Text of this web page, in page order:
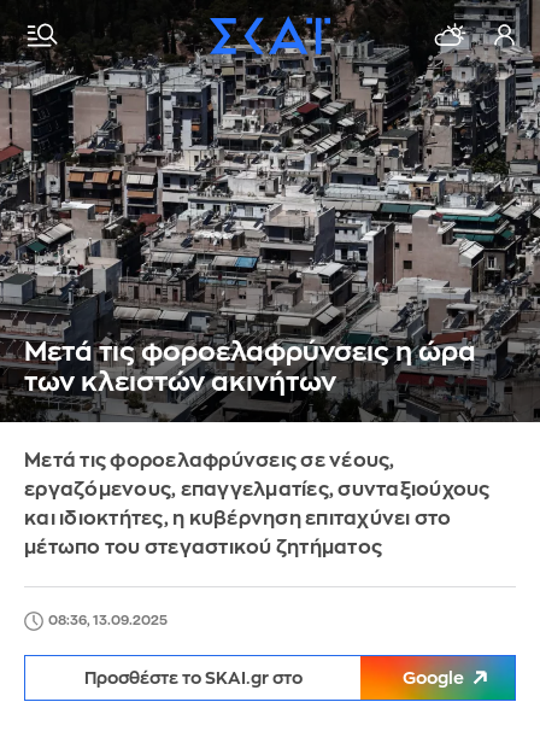
Μετά τις φοροελαφρύνσεις η ώρα
των κλειστών ακινήτων
Μετά τις φοροελαφρύνσεις σε νέους,
εργαζόμενους, επαγγελματίες, συνταξιούχους
και ιδιοκτήτες, η κυβέρνηση επιταχύνει στο
μέτωπο του στεγαστικού ζητήματος
08:36, 13.09.2025
Προσθέστε το SKAI.gr στο Google